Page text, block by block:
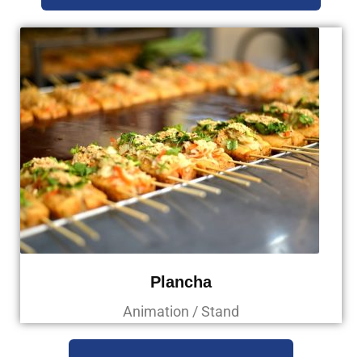
Plancha
Animation / Stand